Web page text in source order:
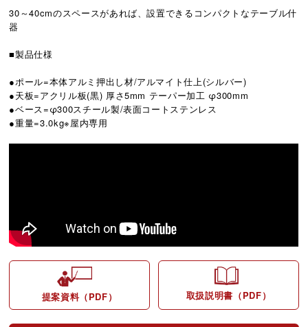
30～40cmのスペースがあれば、設置できるコンパクトなテーブル什
器
■製品仕様
●ポール=本体アルミ押出し材/アルマイト仕上(シルバー)
●天板=アクリル板(黒) 厚さ5mm テーパー加工 φ300mm
●ベース=φ300スチール製/表面コートステンレス
●重量=3.0kg※屋内専用
提案資料（PDF） 取扱説明書（PDF）